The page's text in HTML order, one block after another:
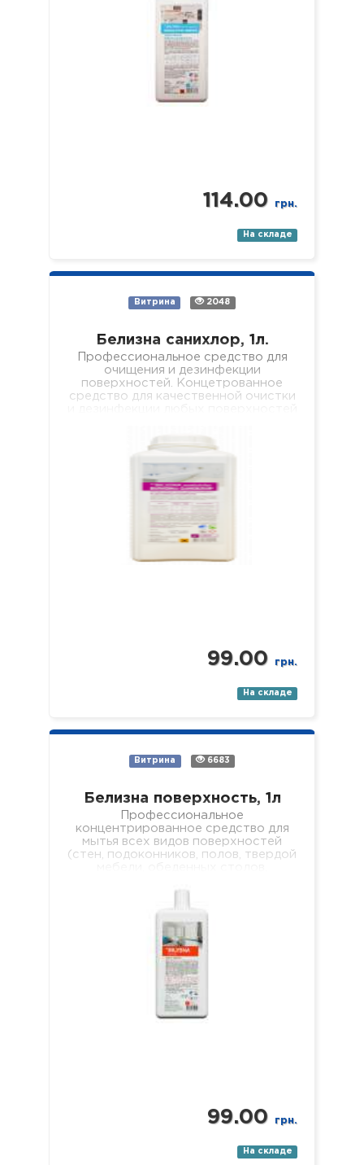
…
114.00 грн.
На складе
Витрина 2048
Белизна санихлор, 1л.
Профессиональное средство для
очищения и дезинфекции
поверхностей. Концетрованное
средство для качественной очистки
раковины, ванны, душевые поддоны
и т.п.). Средство…
99.00 грн.
На складе
Витрина 6683
Белизна поверхность, 1л
Профессиональное
концентрированное средство для
мытья всех видов поверхностей
(стен, подоконников, полов, твердой
поверхностей, оборудования в
профиля). Свойства: -…
99.00 грн.
На складе